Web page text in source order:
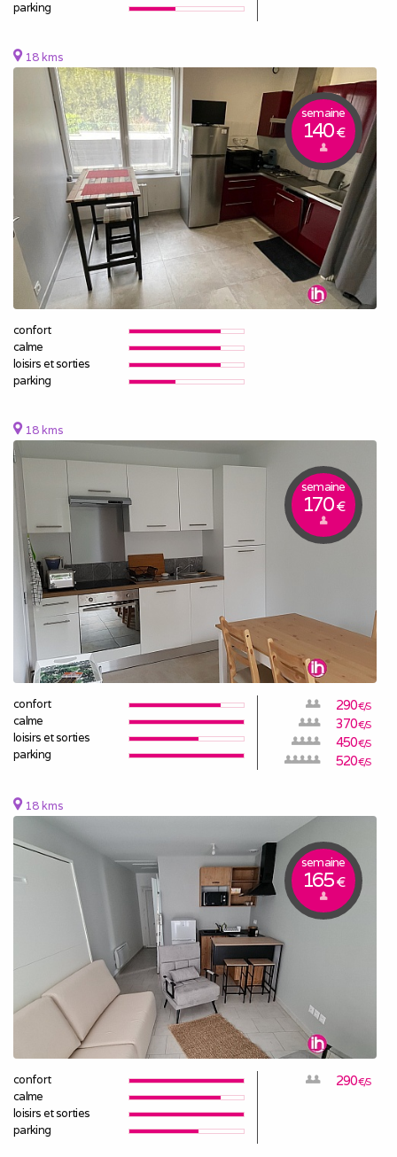
parking
18 kms
semaine
140€
confort
calme
loisirs et sorties
parking
18 kms
semaine
170€
confort
calme
loisirs et sorties
parking
290€/S
370€/S
450€/S
520€/S
18 kms
semaine
165€
confort
calme
loisirs et sorties
parking
290€/S